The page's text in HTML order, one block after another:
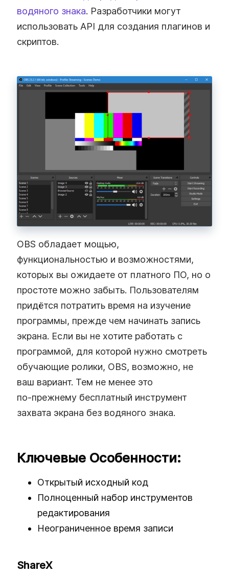
водяного знака. Разработчики могут
использовать API для создания плагинов и
скриптов.
OBS обладает мощью,
функциональностью и возможностями,
которых вы ожидаете от платного ПО, но о
простоте можно забыть. Пользователям
придётся потратить время на изучение
программы, прежде чем начинать запись
экрана. Если вы не хотите работать с
программой, для которой нужно смотреть
обучающие ролики, OBS, возможно, не
ваш вариант. Тем не менее это
по‑прежнему бесплатный инструмент
захвата экрана без водяного знака.
Ключевые Особенности:
Открытый исходный код
Полноценный набор инструментов
редактирования
Неограниченное время записи
ShareX